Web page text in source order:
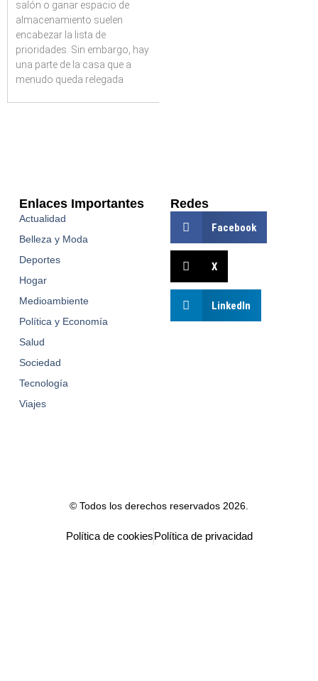
salón o ganar espacio de
almacenamiento suelen
encabezar la lista de
prioridades. Sin embargo, hay
una parte de la casa que a
menudo queda relegada
Enlaces Importantes
Actualidad
Belleza y Moda
Deportes
Hogar
Medioambiente
Política y Economía
Salud
Sociedad
Tecnología
Viajes
Redes
Facebook
X
LinkedIn
© Todos los derechos reservados 2026.
Política de cookiesPolítica de privacidad